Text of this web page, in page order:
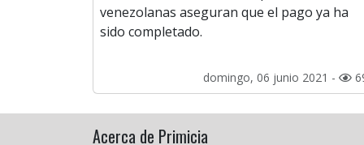
venezolanas aseguran que el pago ya ha
sido completado.
domingo, 06 junio 2021 -
Acerca de Primicia